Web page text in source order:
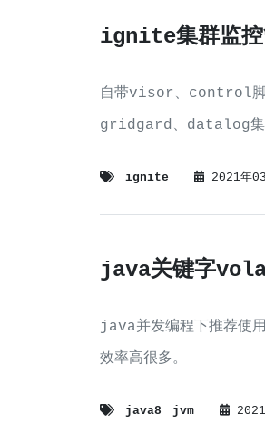
ignite集群监控
自带visor、control脚
gridgard、datalog集
ignite 2021年
java关键字
java并发编程下推荐
效率高很多。
java8 jvm